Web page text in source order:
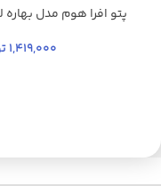
آبی فیروزه ای سبز
پتو افرا هوم مدل بهاره لاواترا کد 2206 سایز
1,419,000